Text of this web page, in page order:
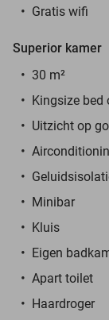
Gratis wifi
Superior kamer
30 m²
Kingsize bed
Uitzicht op
Minibar
Kluis
Eigen
Apart toilet
Haardroger